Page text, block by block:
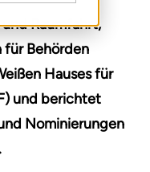
Raumfahrt,
Behörden
Hauses für
und berichtet
Nominierungen